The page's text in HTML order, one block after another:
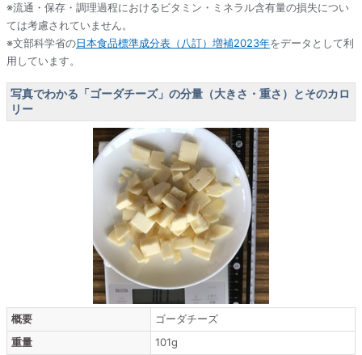
※流通・保存・調理過程におけるビタミン・ミネラル含有量の損失につい
ては考慮されていません。
※文部科学省の日本食品標準成分表（八訂）増補2023年をデータとして利
用しています。
写真でわかる「ゴーダチーズ」の分量（大きさ・重さ）とそのカロ
リー
概要
ゴーダチーズ
重量
101g